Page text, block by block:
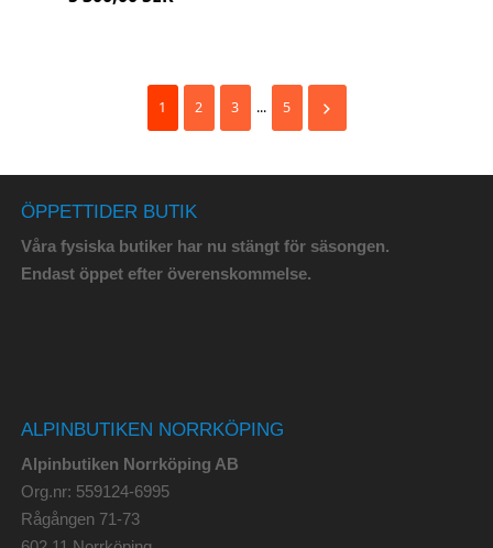
1 2 3 ... 5
ÖPPETTIDER BUTIK
Våra fysiska butiker har nu stängt för säsongen.
Endast öppet efter överenskommelse.
ALPINBUTIKEN NORRKÖPING
Alpinbutiken Norrköping AB
Org.nr: 559124-6995
Rågången 71-73